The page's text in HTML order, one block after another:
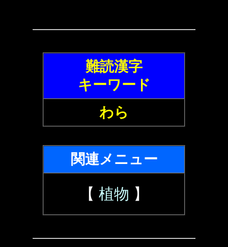
難読漢字
キーワード
わら
関連メニュー
【 植物 】